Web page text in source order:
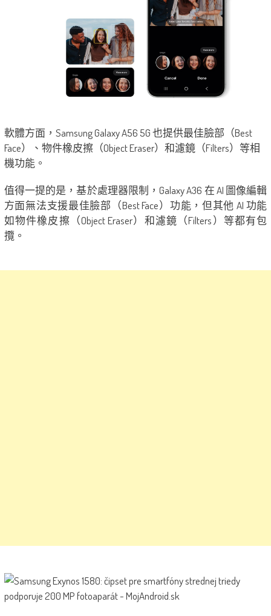
軟體方面，Samsung Galaxy A56 5G 也提供最佳臉部（Best
Face）、物件橡皮擦（Object Eraser）和濾鏡（Filters）等相
機功能。
值得一提的是，基於處理器限制，Galaxy A36 在 AI 圖像編輯
方面無法支援最佳臉部（Best Face）功能，但其他 AI 功能
如物件橡皮擦（Object Eraser）和濾鏡（Filters）等都有包
攬。